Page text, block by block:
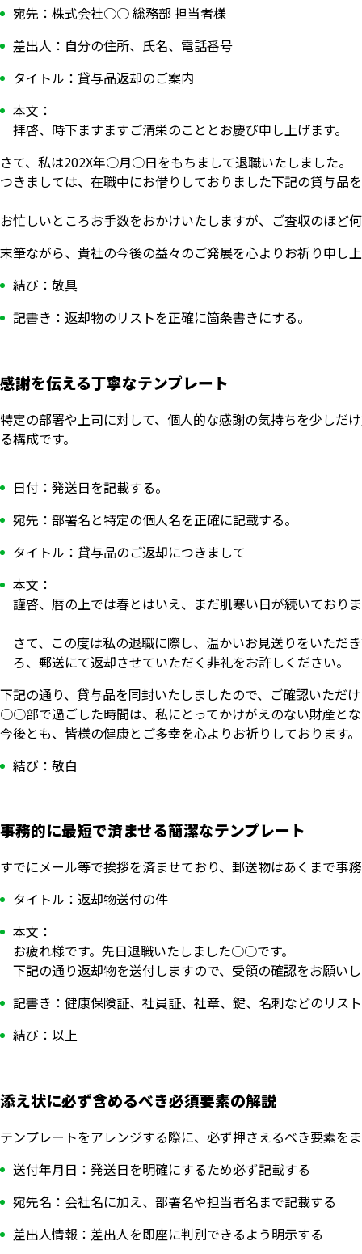
宛先：株式会社○○ 総務部 担当者様
差出人：自分の住所、氏名、電話番号
タイトル：貸与品返却のご案内
本文：
拝啓、時下ますますご清栄のこととお慶び申し上げます。
さて、私は202X年○月○日をもちまして退職いたしました。
つきましては、在職中にお借りしておりました下記の貸与品
お忙しいところお手数をおかけいたしますが、ご査収のほど
末筆ながら、貴社の今後の益々のご発展を心よりお祈り申し
結び：敬具
記書き：返却物のリストを正確に箇条書きにする。
感謝を伝える丁寧なテンプレート
特定の部署や上司に対して、個人的な感謝の気持ちを少しだ
る構成です。
日付：発送日を記載する。
宛先：部署名と特定の個人名を正確に記載する。
タイトル：貸与品のご返却につきまして
本文：
謹啓、暦の上では春とはいえ、まだ肌寒い日が続いており
さて、この度は私の退職に際し、温かいお見送りをいただ
ろ、郵送にて返却させていただく非礼をお許しください。
下記の通り、貸与品を同封いたしましたので、ご確認いただ
○○部で過ごした時間は、私にとってかけがえのない財産と
今後とも、皆様の健康とご多幸を心よりお祈りしております。
結び：敬白
事務的に最短で済ませる簡潔なテンプレート
すでにメール等で挨拶を済ませており、郵送物はあくまで事
タイトル：返却物送付の件
本文：
お疲れ様です。先日退職いたしました○○です。
下記の通り返却物を送付しますので、受領の確認をお願い
記書き：健康保険証、社員証、社章、鍵、名刺などのリス
結び：以上
添え状に必ず含めるべき必須要素の解説
テンプレートをアレンジする際に、必ず押さえるべき要素を
送付年月日：発送日を明確にするため必ず記載する
宛先名：会社名に加え、部署名や担当者名まで記載する
差出人情報：差出人を即座に判別できるよう明示する